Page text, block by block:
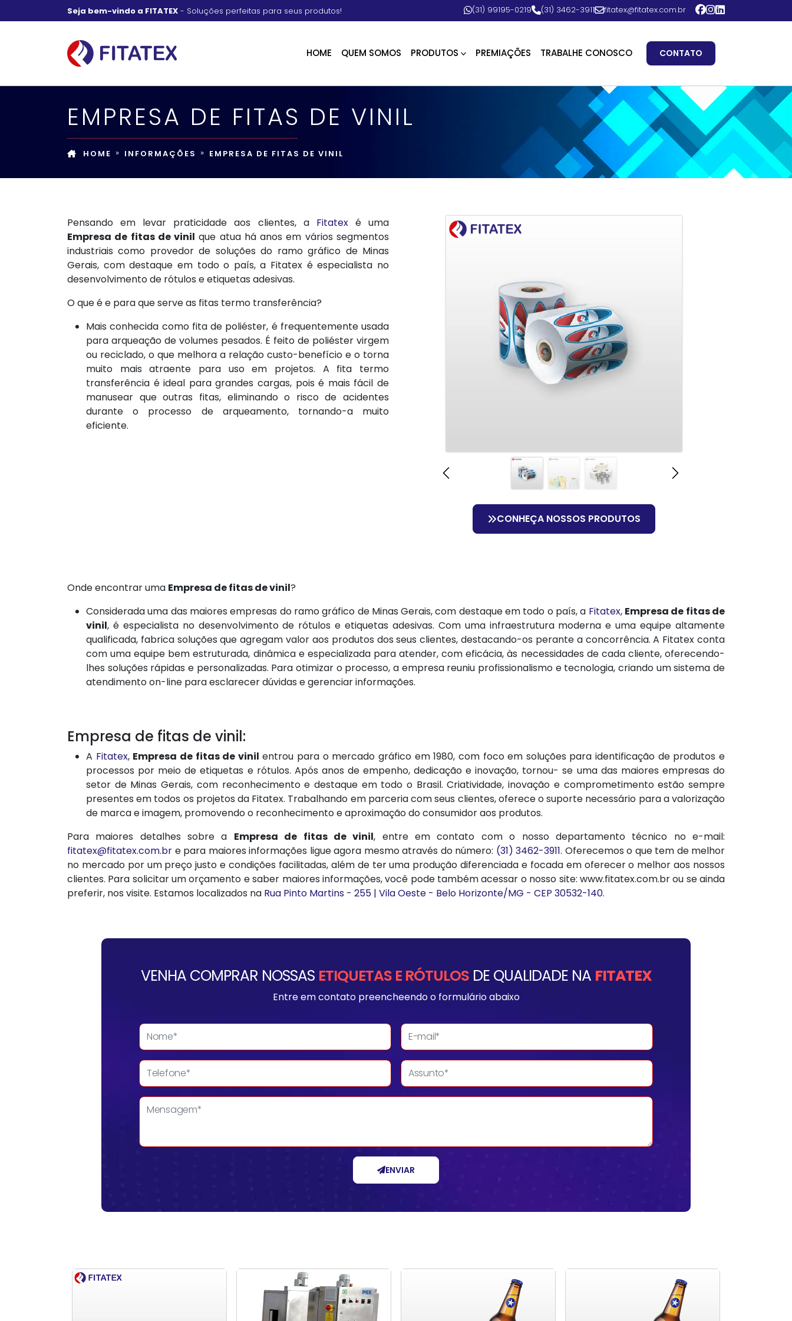
Seja bem-vindo a FITATEX - Soluções perfeitas para seus produtos! (31) 99195-0219 (31) 3462-3911 fitatex@fitatex.com.br
HOME QUEM SOMOS PRODUTOS PREMIAÇÕES TRABALHE CONOSCO CONTATO
EMPRESA DE FITAS DE VINIL
HOME INFORMAÇÕES EMPRESA DE FITAS DE VINIL
Pensando em levar praticidade aos clientes, a Fitatexé uma
Empresa de fitas de vinil que atua há anos em vários segmentos
industriais como provedor de soluções do ramo gráfico de Minas
Gerais, com destaque em todo o país, a Fitatex é especialista no
desenvolvimento de rótulos e etiquetas adesivas.
O que é e para que serve as fitas termo transferência?
Mais conhecida como fita de poliéster, é frequentemente usada
para arqueação de volumes pesados. É feito de poliéster virgem
ou reciclado, o que melhora a relação custo-benefício e o torna
muito mais atraente para uso em projetos. A fita termo
transferência é ideal para grandes cargas, pois é mais fácil de
manusear que outras fitas, eliminando o risco de acidentes
durante o processo de arqueamento, tornando-a muito
eficiente.
CONHEÇA NOSSOS PRODUTOS
Onde encontrar uma Empresa de fitas de vinil?
Considerada uma das maiores empresas do ramo gráfico de Minas Gerais, com destaque em todo o país, a Fitatex, Empresa de fitas de
vinil, é especialista no desenvolvimento de rótulos e etiquetas adesivas. Com uma infraestrutura moderna e uma equipe altamente
qualificada, fabrica soluções que agregam valor aos produtos dos seus clientes, destacando-os perante a concorrência. A Fitatex conta
com uma equipe bem estruturada, dinâmica e especializada para atender, com eficácia, às necessidades de cada cliente, oferecendo-
lhes soluções rápidas e personalizadas. Para otimizar o processo, a empresa reuniu profissionalismo e tecnologia, criando um sistema de
atendimento on-line para esclarecer dúvidas e gerenciar informações.
Empresa de fitas de vinil:
A Fitatex, Empresa de fitas de vinil entrou para o mercado gráfico em 1980, com foco em soluções para identificação de produtos e
processos por meio de etiquetas e rótulos. Após anos de empenho, dedicação e inovação, tornou- se uma das maiores empresas do
setor de Minas Gerais, com reconhecimento e destaque em todo o Brasil. Criatividade, inovação e comprometimento estão sempre
presentes em todos os projetos da Fitatex. Trabalhando em parceria com seus clientes, oferece o suporte necessário para a valorização
de marca e imagem, promovendo o reconhecimento e aproximação do consumidor aos produtos.
Para maiores detalhes sobre a Empresa de fitas de vinil, entre em contato com o nosso departamento técnico no e-mail:
fitatex@fitatex.com.br e para maiores informações ligue agora mesmo através do número: (31) 3462-3911. Oferecemos o que tem de melhor
no mercado por um preço justo e condições facilitadas, além de ter uma produção diferenciada e focada em oferecer o melhor aos nossos
clientes. Para solicitar um orçamento e saber maiores informações, você pode também acessar o nosso site: www.fitatex.com.br ou se ainda
preferir, nos visite. Estamos localizados na Rua Pinto Martins - 255 | Vila Oeste - Belo Horizonte/MG - CEP 30532-140.
VENHA COMPRAR NOSSAS ETIQUETAS E RÓTULOSDE QUALIDADE NA FITATEX
Entre em contato preencheendo o formulário abaixo
ENVIAR